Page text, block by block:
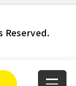
Reserved.